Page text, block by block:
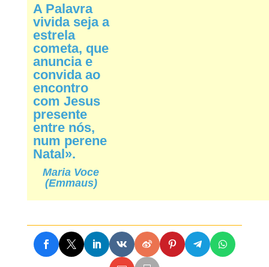
A Palavra
vivida seja a
estrela
cometa, que
anuncia e
convida ao
encontro
com Jesus
presente
entre nós,
num perene
Natal».
Maria Voce
(Emmaus)